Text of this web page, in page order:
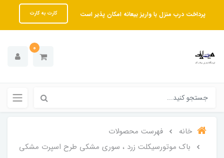
پرداخت درب منزل با واریز بیعانه امکان پذیر است کارت به کارت
0
خانه
فهرست محصولات
باک موتورسیکلت زرد ، سوری مشکی طرح اسپرت مشکی